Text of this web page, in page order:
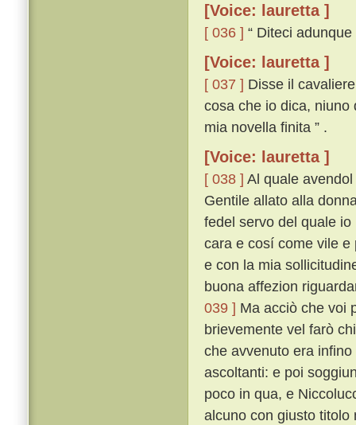
[Voice: lauretta ]
[ 036 ] “ Diteci
[Voice: lauretta ]
[ 037 ] Disse il
cosa che io dica, niuno
mia novella finita ” .
[Voice: lauretta ]
[ 038 ] Al quale
Gentile allato alla
fedel servo del quale
cara e cosí come vile
e con la mia
buona affezion
039 ] Ma acciò che voi
brievemente vel farò
che avvenuto era
ascoltanti: e poi
poco in qua, e
alcuno con giusto titolo